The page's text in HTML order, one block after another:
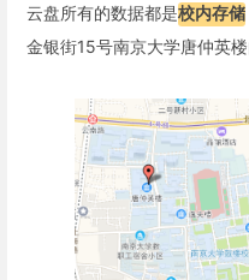
云盘所有的数据都是校内存储
金银街15号南京大学唐仲英楼